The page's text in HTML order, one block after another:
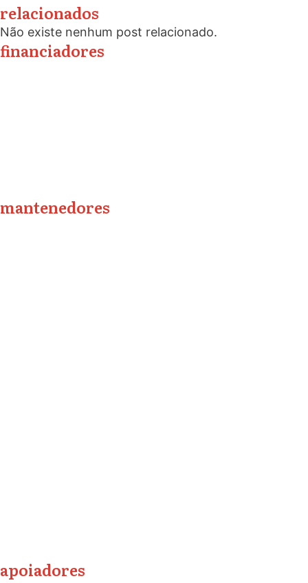
relacionados
Não existe nenhum post relacionado.
financiadores
mantenedores
apoiadores